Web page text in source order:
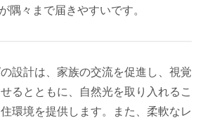
隅々まで届きやすいです。
設計は、家族の交流を促進し、視覚
るとともに、自然光を取り入れるこ
環境を提供します。また、柔軟なレ